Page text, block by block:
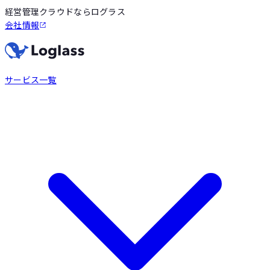
経営管理クラウドならログラス
会社情報
サービス一覧